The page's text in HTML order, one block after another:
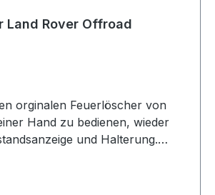
Land Rover Offroad
orginalen Feuerlöscher von
Hand zu bedienen, wieder
und Halterung.